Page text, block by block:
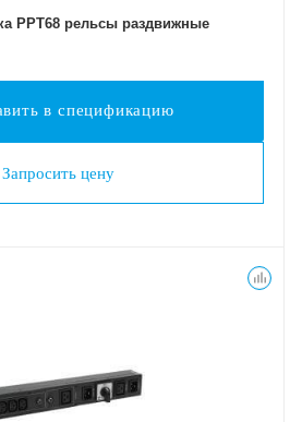
РРТ68 рельсы раздвижные
в спецификацию
Запросить цену